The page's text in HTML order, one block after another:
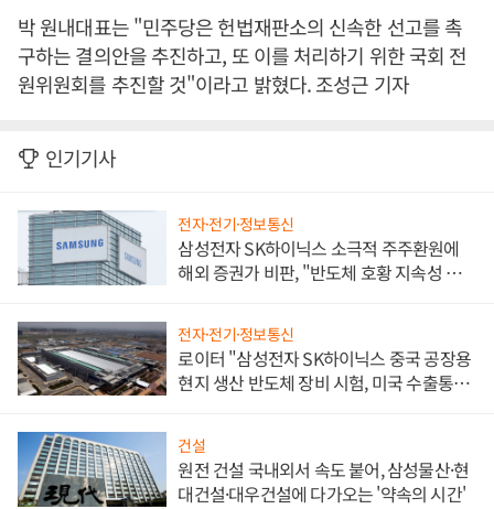
박 원내대표는 "민주당은 헌법재판소의 신속한 선고를 촉
구하는 결의안을 추진하고, 또 이를 처리하기 위한 국회 전
원위원회를 추진할 것"이라고 밝혔다. 조성근 기자
인기기사
전자·전기·정보통신
삼성전자 SK하이닉스 소극적 주주환원에
해외 증권가 비판, "반도체 호황 지속성 의
전자·전기·정보통신
로이터 "삼성전자 SK하이닉스 중국 공장용
현지 생산 반도체 장비 시험, 미국 수출통제
건설
원전 건설 국내외서 속도 붙어, 삼성물산·현
대건설·대우건설에 다가오는 '약속의 시간'